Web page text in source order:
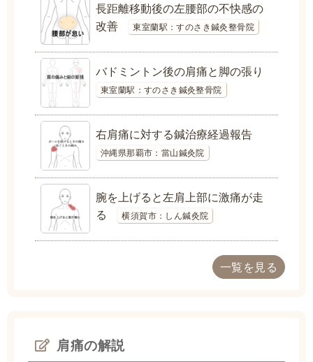
長距離移動後の左腰部の不快感の
改善
東室蘭駅：すのさき鍼灸整骨院
バドミントン後の肩痛と脚の張り
東室蘭駅：すのさき鍼灸整骨院
右肩痛に対する鍼治療経過報告
沖縄県那覇市：當山鍼灸院
腕を上げると左肩上部に激痛が走
る
横須賀市：しん鍼灸院
一覧を見る
肩痛の解説